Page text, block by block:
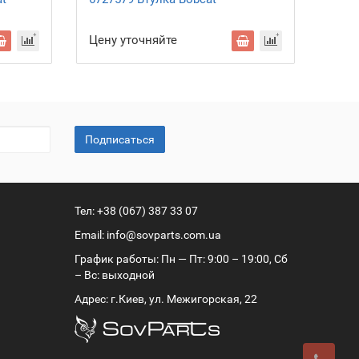
Цену уточняйте
Подписаться
Тел:+38 (067) 387 33 07
Email: info@sovparts.com.ua
График работы: Пн — Пт: 9:00 – 19:00, Сб
– Вс: выходной
Адрес: г.Киев, ул. Межигорская, 22